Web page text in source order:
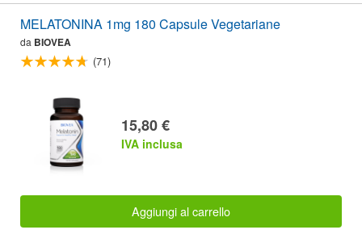
MELATONINA 1mg 180 Capsule Vegetariane
da BIOVEA
(71)
15,80 €
IVA inclusa
Aggiungi al carrello